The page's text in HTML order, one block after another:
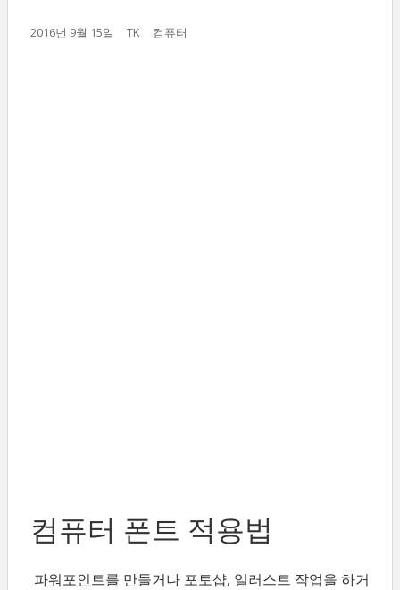
2016년 9월 15일 TK 컴퓨터
컴퓨터 폰트 적용법
파워포인트를 만들거나 포토샵, 일러스트 작업을 하거